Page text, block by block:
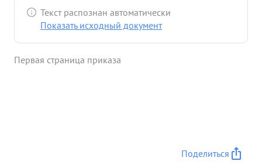
Противник сильно укрепившись на северных
скатах высот прилегающих к Клавням не ожидая
короткого боя занял ее продвинувшись вперед на
Текст распознан автоматически
Показать исходный документ
Первая страница приказа
Поделиться